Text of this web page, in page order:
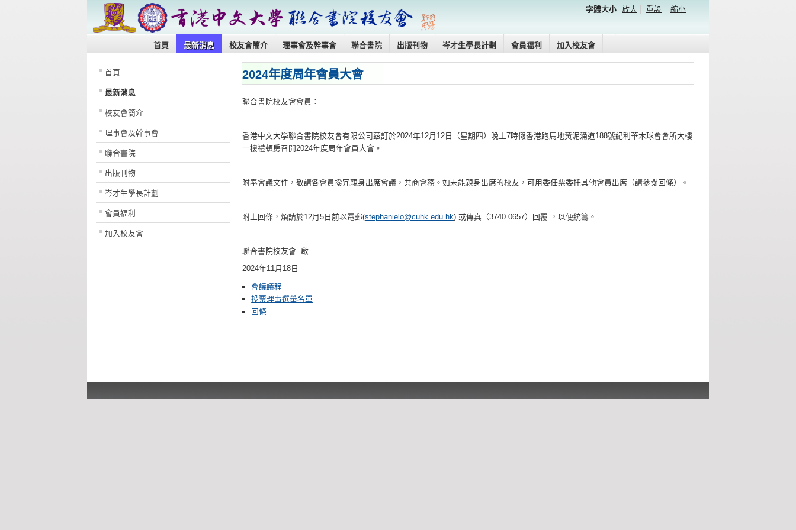
字體大小 放大 重設 縮小
首頁 最新消息 校友會簡介 理事會及幹事會 聯合書院 出版刊物 岑才生學長計劃 會員福利 加入校友會
首頁
最新消息
校友會簡介
理事會及幹事會
聯合書院
出版刊物
岑才生學長計劃
會員福利
加入校友會
2024年度周年會員大會
聯合書院校友會會員：
香港中文大學聯合書院校友會有限公司茲訂於2024年12月12 日（星期四）晚上7時假香港跑馬地黃泥涌道188號紀利華木球會會所大樓
一樓禮頓房召開2024年度周年會員大會。
附奉會議文件，敬請各會員撥冗親身出席會議，共商會務。如未能親身出席的校友，可用委任票委托其他會員出席（請參閱回條）。
附上回條，煩請於12月5日前以電郵(stephanielo@cuhk.edu.hk) 或傳真（3740 0657）回覆 ，以便統籌。
聯合書院校友會 啟
2024年11月18日
會議議程
投票理事選舉名單
回條